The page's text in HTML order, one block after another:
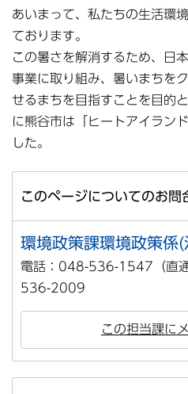
あいまって、私たちの生活環
ております。
この暑さを解消するため、日
事業に取り組み、暑いまちを
せるまちを目指すことを目的
に熊谷市は「ヒートアイラン
した。
このページについてのお問
環境政策課環境政策係(
電話：048-536-1547（直
536-2009
この担当課に